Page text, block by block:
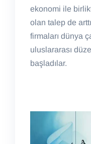
ekonomi ile
olan talep de
firmaları dünya
uluslararası
başladılar.